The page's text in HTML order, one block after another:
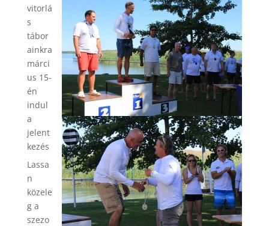
vitorlá
s
tábor
ainkra
márci
us 15-
én
indul
a
jelent
kezés
Lassa
n
közele
g a
szezo